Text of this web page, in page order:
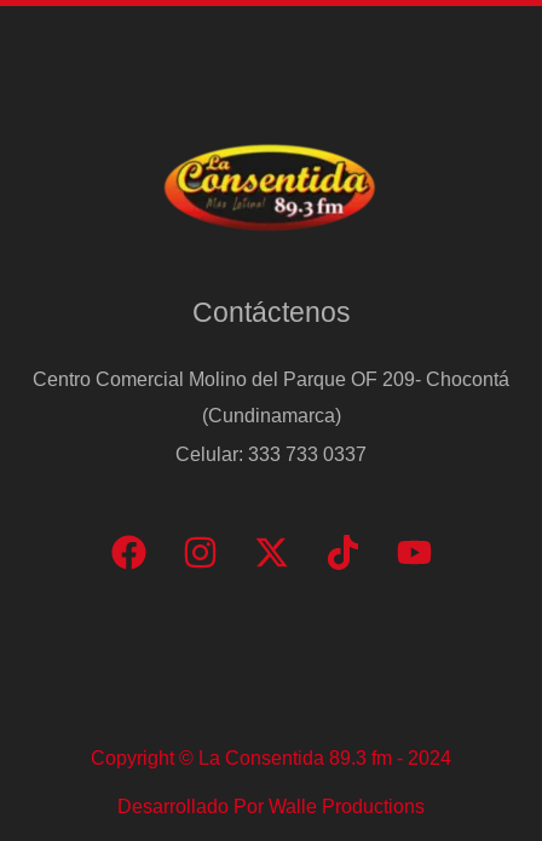
Contáctenos
Centro Comercial Molino del Parque OF 209- Chocontá
(Cundinamarca)
Celular: 333 733 0337
Copyright © La Consentida 89.3 fm - 2024
Desarrollado Por Walle Productions